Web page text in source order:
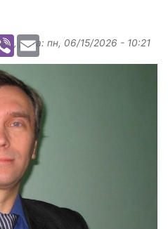
ViberEmail
, дата: пн, 06/15/2026 - 10:21